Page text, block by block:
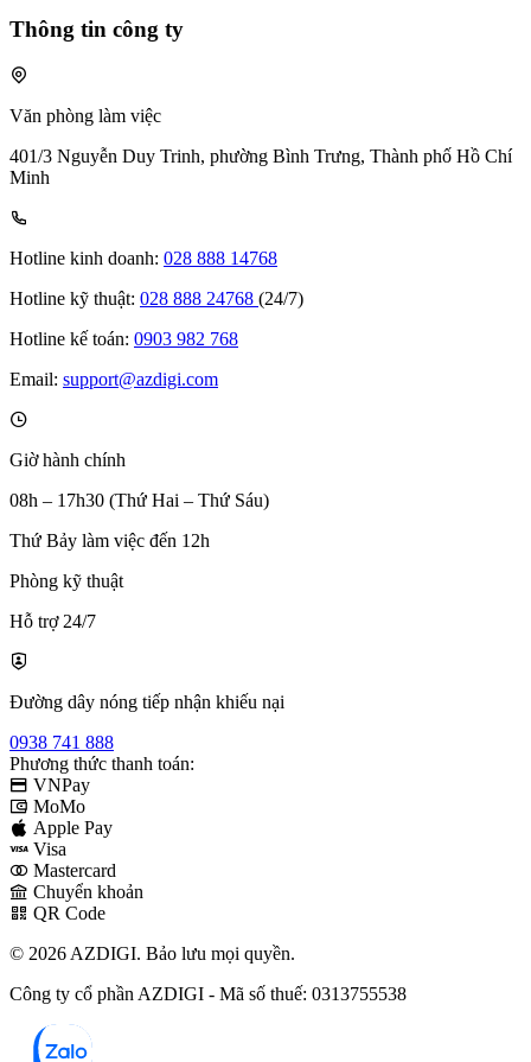
Thông tin công ty
Văn phòng làm việc
401/3 Nguyễn Duy Trinh, phường Bình Trưng, Thành phố Hồ Chí
Minh
Hotline kinh doanh: 028 888 14768
Hotline kỹ thuật: 028 888 24768 (24/7)
Hotline kế toán: 0903 982 768
Email: support@azdigi.com
Giờ hành chính
08h – 17h30 (Thứ Hai – Thứ Sáu)
Thứ Bảy làm việc đến 12h
Phòng kỹ thuật
Hỗ trợ 24/7
Đường dây nóng tiếp nhận khiếu nại
0938 741 888
Phương thức thanh toán:
VNPay
MoMo
Apple Pay
Visa
Mastercard
Chuyển khoản
QR Code
© 2026 AZDIGI. Bảo lưu mọi quyền.
Công ty cổ phần AZDIGI - Mã số thuế: 0313755538